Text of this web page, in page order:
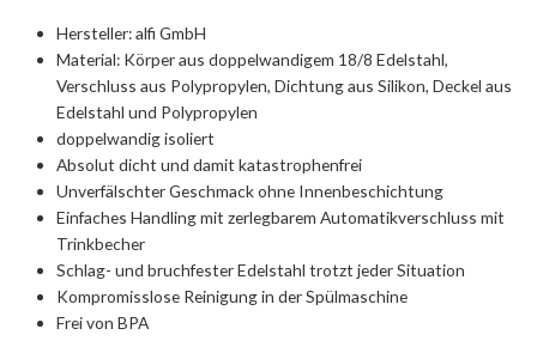
Hersteller: alfi GmbH
Material: Körper aus doppelwandigem 18/8 Edelstahl,
Verschluss aus Polypropylen, Dichtung aus Silikon, Deckel aus
Edelstahl und Polypropylen
doppelwandig isoliert
Absolut dicht und damit katastrophenfrei
Unverfälschter Geschmack ohne Innenbeschichtung
Einfaches Handling mit zerlegbarem Automatikverschluss mit
Trinkbecher
Schlag- und bruchfester Edelstahl trotzt jeder Situation
Kompromisslose Reinigung in der Spülmaschine
Frei von BPA